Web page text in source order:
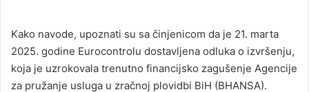
Kako navode, upoznati su sa činjenicom da je 21. marta
2025. godine Eurocontrolu dostavljena odluka o izvršenju,
koja je uzrokovala trenutno financijsko zagušenje Agencije
za pružanje usluga u zračnoj plovidbi BiH (BHANSA).